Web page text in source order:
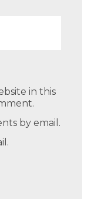
in this
by email.